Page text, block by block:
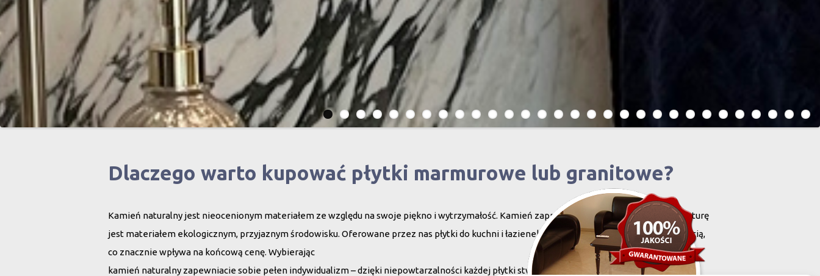
Dlaczego warto kupować płytki marmurowe lub granitowe?
Kamień naturalny jest nieocenionym materiałem ze względu na swoje piękno i wytrzymałość. Kamień zaprojektowany i stworzony przez naturę
jest materiałem ekologicznym, przyjaznym środowisku. Oferowane przez nas płytki do kuchni i łazienek charakteryzują się niewielką grubością,
co znacznie wpływa na końcową cenę. Wybierając
kamień naturalny zapewniacie sobie pełen indywidualizm – dzięki niepowtarzalności każdej płytki stworzona przez Was przestrzeń,